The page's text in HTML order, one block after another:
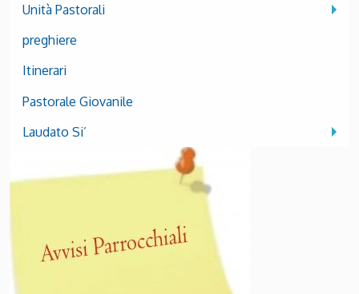
Unità Pastorali
preghiere
Itinerari
Pastorale Giovanile
Laudato Si’